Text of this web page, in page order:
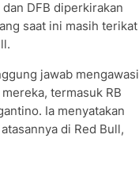
DFB diperkirakan
saat ini masih terikat
jawab mengawasi
termasuk RB
Ia menyatakan
di Red Bull,